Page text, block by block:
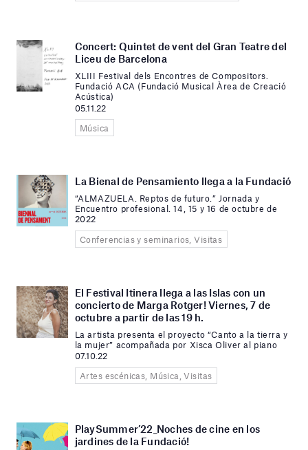
Concert: Quintet de vent del Gran Teatre del
Liceu de Barcelona
XLIII Festival dels Encontres de Compositors.
Fundació ACA (Fundació Musical Àrea de Creació
Acústica)
05.11.22
Música
La Bienal de Pensamiento llega a la Fundació
“ALMAZUELA. Reptos de futuro.” Jornada y
Encuentro profesional. 14, 15 y 16 de octubre de
2022
Conferencias y seminarios, Visitas
El Festival Itinera llega a las Islas con un
concierto de Marga Rotger! Viernes, 7 de
octubre a partir de las 19 h.
La artista presenta el proyecto “Canto a la tierra y
la mujer” acompañada por Xisca Oliver al piano
07.10.22
Artes escénicas, Música, Visitas
PlaySummer’22_Noches de cine en los
jardines de la Fundació!